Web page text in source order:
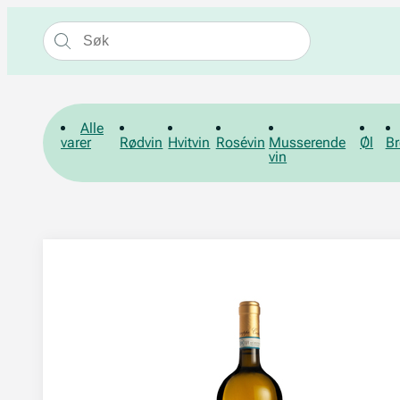
Alle
varer
Rødvin Hvitvin Rosévin Musserende
vin
Øl